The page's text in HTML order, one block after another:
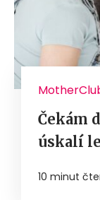
Čekám
úskalí
10 minut